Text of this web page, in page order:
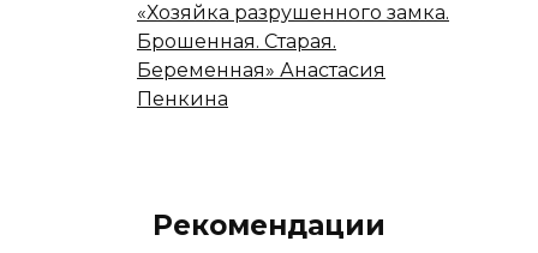
«Хозяйка разрушенного замка.
Брошенная. Старая.
Беременная» Анастасия
Пенкина
Рекомендации